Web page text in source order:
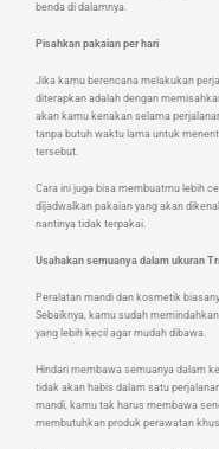
benda di dalamnya.
Pisahkan pakaian per hari
Jika kamu berencana melakukan
diterapkan adalah dengan
akan kamu kenakan selama
tanpa butuh waktu lama untuk
tersebut.
Cara ini juga bisa membuatmu lebih
dijadwalkan pakaian yang akan
nantinya tidak terpakai.
Usahakan semuanya dalam ukuran
Peralatan mandi dan kosmetik
Sebaiknya, kamu sudah
yang lebih kecil agar mudah dibawa.
Hindari membawa semuanya dalam
tidak akan habis dalam satu
mandi, kamu tak harus membawa
membutuhkan produk perawatan